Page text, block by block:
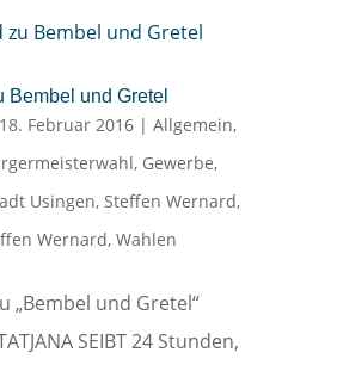
Bembel und Gretel
18. Februar 2016| Allgemein,
, Gewerbe,
Usingen, Steffen Wernard,
Wernard, Wahlen
„Bembel und Gretel“
SEIBT 24 Stunden,